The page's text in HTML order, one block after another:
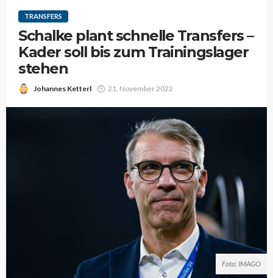
TRANSFERS
Schalke plant schnelle Transfers –
Kader soll bis zum Trainingslager
stehen
Johannes Ketterl 21. November 2022
Foto: IMAGO